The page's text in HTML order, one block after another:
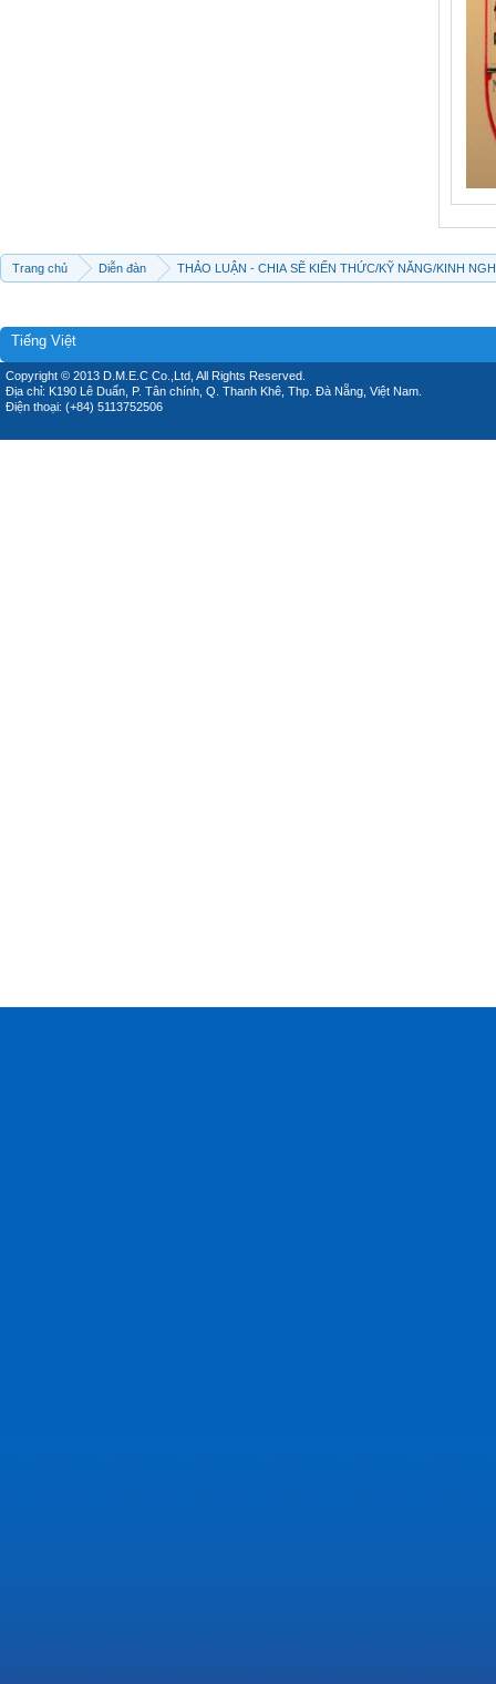
Trang chủ Diễn đàn THẢO LUẬN - CHIA SẼ KIẾN THỨC/KỸ NĂNG/KINH
Tiếng Việt
Copyright © 2013 D.M.E.C Co.,Ltd, All Rights Reserved.
Địa chỉ: K190 Lê Duẩn, P. Tân chính, Q. Thanh Khê, Thp. Đà Nẵng, Việt Nam.
Điện thoại: (+84) 5113752506